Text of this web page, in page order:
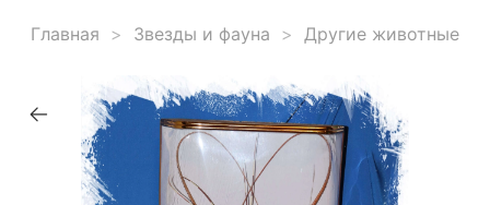
Главная Звезды и фауна Другие животные